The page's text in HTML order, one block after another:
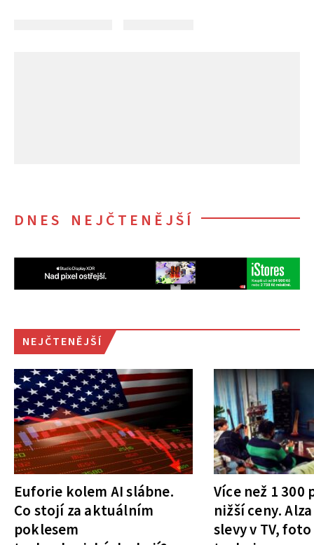
DNES NEJČTENĚJŠÍ
NEJČTENĚJŠÍ
Euforie kolem AI slábne.
Co stojí za aktuálním
poklesem
Více než 1
nižší ceny.
slevy v TV,